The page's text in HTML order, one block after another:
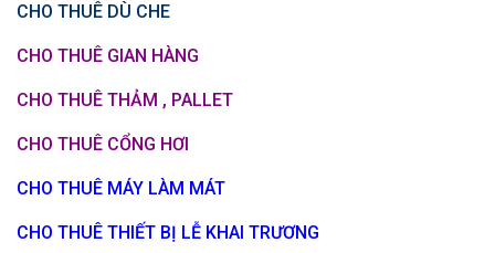
CHO THUÊ DÙ CHE
CHO THUÊ GIAN HÀNG
CHO THUÊ THẢM , PALLET
CHO THUÊ CỔNG HƠI
CHO THUÊ MÁY LÀM MÁT
CHO THUÊ THIẾT BỊ LỄ KHAI TRƯƠNG